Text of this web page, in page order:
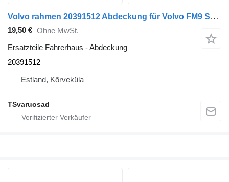
Volvo rahmen 20391512 Abdeckung für Volvo FM9 Sattelzugmaschine
19,50 € Ohne MwSt.
Ersatzteile Fahrerhaus - Abdeckung
20391512
Estland, Kõrveküla
TSvaruosad